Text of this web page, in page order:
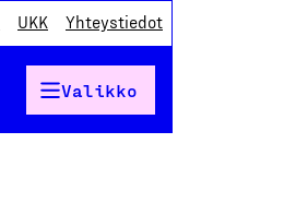
UKK Yhteystiedot
Valikko